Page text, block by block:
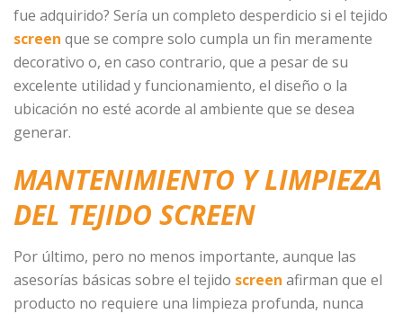
fue adquirido? Sería un completo desperdicio si el tejido
screen que se compre solo cumpla un fin meramente
decorativo o, en caso contrario, que a pesar de su
excelente utilidad y funcionamiento, el diseño o la
ubicación no esté acorde al ambiente que se desea
generar.
MANTENIMIENTO Y LIMPIEZA
DEL TEJIDO SCREEN
Por último, pero no menos importante, aunque las
asesorías básicas sobre el tejido screen afirman que el
producto no requiere una limpieza profunda, nunca